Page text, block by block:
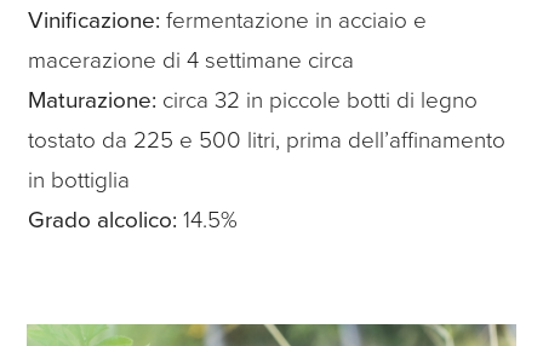
Vinificazione: fermentazione in acciaio e
macerazione di 4 settimane circa
Maturazione: circa 32 in piccole botti di legno
tostato da 225 e 500 litri, prima dell’affinamento
in bottiglia
Grado alcolico: 14.5%